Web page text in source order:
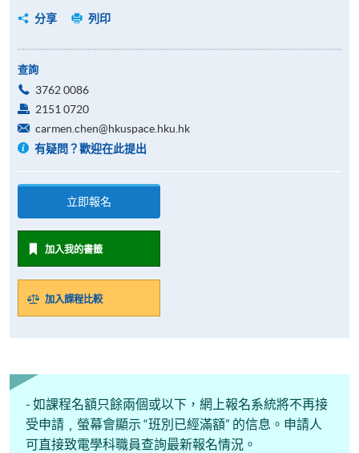
分享
列印
查詢
3762 0086
2151 0720
carmen.chen@hkuspace.hku.hk
有疑問？歡迎在此提出
立即報名
加入我的書籤
加入課程比較
- 如課程名額只餘兩個或以下，網上報名系統將不再接
受申請﹐螢幕會顯示 “班別已經滿額” 的信息。申請人
可直接致電學科職員查詢最新報名情況。